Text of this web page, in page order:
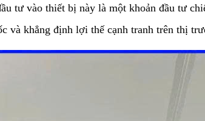
tư vào thiết bị này là một khoản đầu tư
và khẳng định lợi thế cạnh tranh trên thị